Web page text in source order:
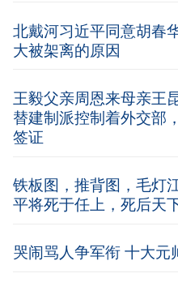
北戴河习近平同意胡春
大被架离的原因
王毅父亲周恩来母亲王
替建制派控制着外交部
签证
铁板图，推背图，毛灯
平将死于任上，死后天
哭闹骂人争军衔 十大元